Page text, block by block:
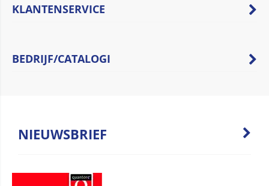
KLANTENSERVICE
BEDRIJF/CATALOGI
NIEUWSBRIEF